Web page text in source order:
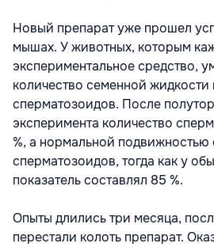
Новый препарат уже прошел
мышах. У животных, которым
экспериментальное средство,
количество семенной жидкости
сперматозоидов. После
эксперимента количество
%, а нормальной подвижностью
сперматозоидов, тогда как у
показатель составлял 85 %.
Опыты длились три месяца,
перестали колоть препарат.